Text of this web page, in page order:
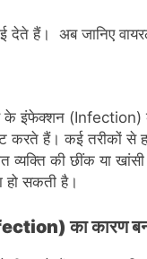
देते हैं। अब जानिए
के इंफेक्शन (Infection)
करते हैं। कई तरीकों से
की छींक या
हो सकती है।
का कारण